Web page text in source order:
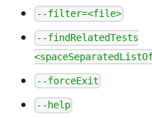
--filter=<file>
--findRelatedTests
--forceExit
--help